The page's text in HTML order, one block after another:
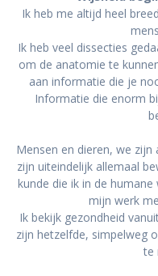
Ik heb me altijd heel
Ik heb veel dissecties
om de anatomie te
aan informatie die je
Informatie die enorm
Mensen en dieren, we
zijn uiteindelijk allemaal
kunde die ik in de
mijn werk
Ik bekijk gezondheid
zijn hetzelfde, simpelweg
te